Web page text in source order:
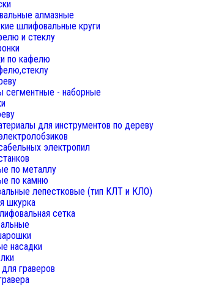
алмазные
шлифовальные круги
и стеклу
по кафелю
сегментные - наборные
для инструментов по дереву
электропил
по металлу
по камню
лепестковые (тип КЛТ и КЛО)
шкурка
сетка
насадки
граверов